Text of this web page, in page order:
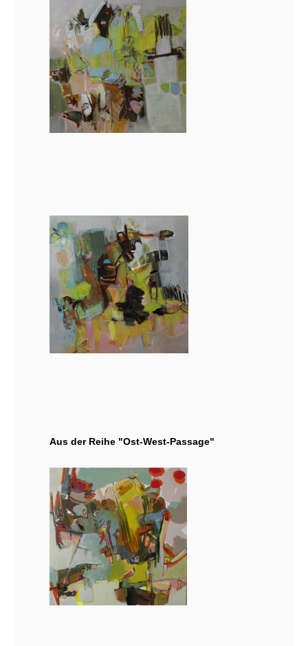
Aus der Reihe "Ost-West-Passage"